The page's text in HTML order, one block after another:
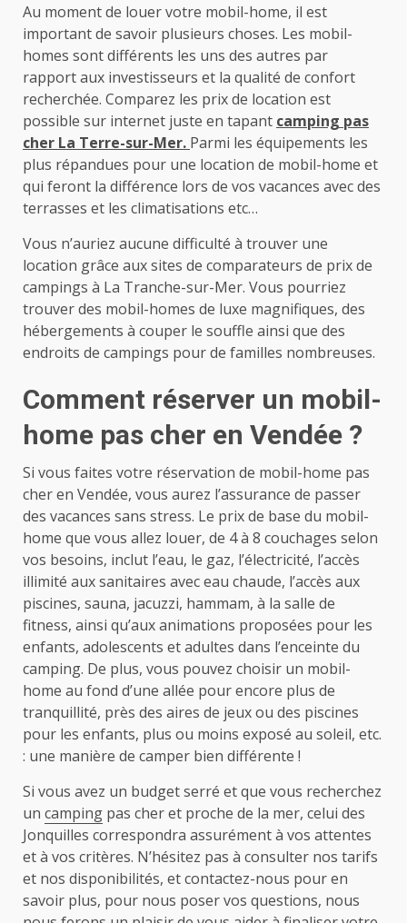
Au moment de louer votre mobil-home, il est
important de savoir plusieurs choses. Les mobil-
homes sont différents les uns des autres par
rapport aux investisseurs et la qualité de confort
recherchée. Comparez les prix de location est
possible sur internet juste en tapant camping pas
cher La Terre-sur-Mer. Parmi les équipements les
plus répandues pour une location de mobil-home et
qui feront la différence lors de vos vacances avec des
terrasses et les climatisations etc…
Vous n’auriez aucune difficulté à trouver une
location grâce aux sites de comparateurs de prix de
campings à La Tranche-sur-Mer. Vous pourriez
trouver des mobil-homes de luxe magnifiques, des
hébergements à couper le souffle ainsi que des
endroits de campings pour de familles nombreuses.
Comment réserver un mobil-
home pas cher en Vendée ?
Si vous faites votre réservation de mobil-home pas
cher en Vendée, vous aurez l’assurance de passer
des vacances sans stress. Le prix de base du mobil-
home que vous allez louer, de 4 à 8 couchages selon
vos besoins, inclut l’eau, le gaz, l’électricité, l’accès
illimité aux sanitaires avec eau chaude, l’accès aux
piscines, sauna, jacuzzi, hammam, à la salle de
fitness, ainsi qu’aux animations proposées pour les
enfants, adolescents et adultes dans l’enceinte du
camping. De plus, vous pouvez choisir un mobil-
home au fond d’une allée pour encore plus de
tranquillité, près des aires de jeux ou des piscines
pour les enfants, plus ou moins exposé au soleil, etc.
: une manière de camper bien différente !
Si vous avez un budget serré et que vous recherchez
un camping pas cher et proche de la mer, celui des
Jonquilles correspondra assurément à vos attentes
et à vos critères. N’hésitez pas à consulter nos tarifs
et nos disponibilités, et contactez-nous pour en
savoir plus, pour nous poser vos questions, nous